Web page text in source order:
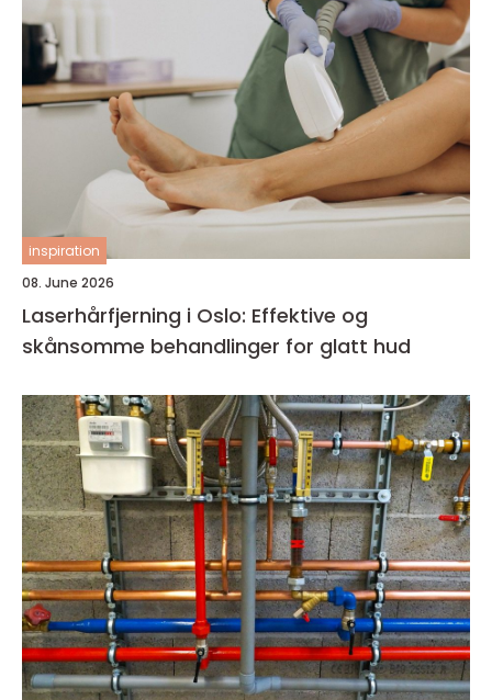
inspiration
08. June 2026
Laserhårfjerning i Oslo: Effektive og
skånsomme behandlinger for glatt hud